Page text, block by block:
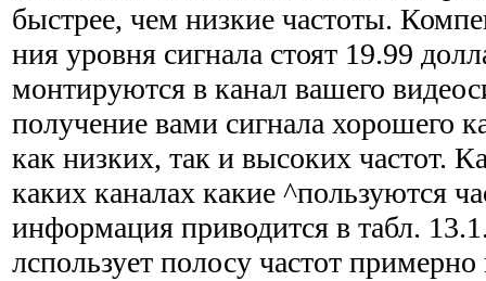
быстрее, чем низкие частоты.
ния уровня сигнала стоят 19.99
монтируются в канал вашего
получение вами сигнала хорошего
как низких, так и высоких частот.
каких каналах какие ^пользуются
информация приводится в табл.
лспользует полосу частот